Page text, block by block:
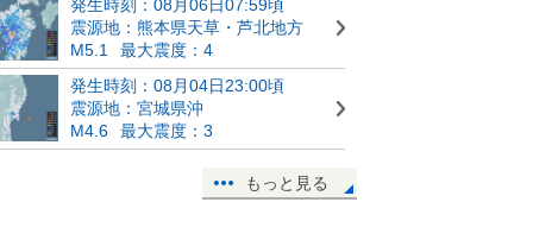
発生時刻：08月06日07:59頃
震源地：熊本県天草・芦北地方
M5.1
最大震度：4
発生時刻：08月04日23:00頃
震源地：宮城県沖
M4.6
最大震度：3
もっと見る